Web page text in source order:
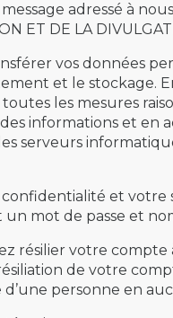
adressé à
ET DE LA
vos données
et le stockage.
les mesures
informations et en
serveurs
et votre
mot de passe et
résilier votre compte
de votre
personne en